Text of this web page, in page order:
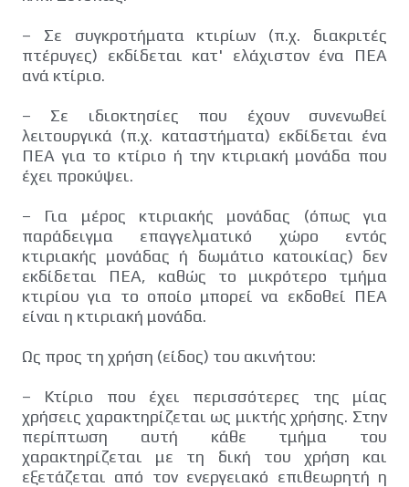
– Σε συγκροτήματα κτιρίων (π.χ. διακριτές
πτέρυγες) εκδίδεται κατ' ελάχιστον ένα ΠΕΑ
ανά κτίριο.
– Σε ιδιοκτησίες που έχουν συνενωθεί
λειτουργικά (π.χ. καταστήματα) εκδίδεται ένα
ΠΕΑ για το κτίριο ή την κτιριακή μονάδα που
έχει προκύψει.
– Για μέρος κτιριακής μονάδας (όπως για
παράδειγμα επαγγελματικό χώρο εντός
κτιριακής μονάδας ή δωμάτιο κατοικίας) δεν
εκδίδεται ΠΕΑ, καθώς το μικρότερο τμήμα
κτιρίου για το οποίο μπορεί να εκδοθεί ΠΕΑ
είναι η κτιριακή μονάδα.
Ως προς τη χρήση (είδος) του ακινήτου:
– Κτίριο που έχει περισσότερες της μίας
χρήσεις χαρακτηρίζεται ως μικτής χρήσης. Στην
περίπτωση αυτή κάθε τμήμα του
χαρακτηρίζεται με τη δική του χρήση και
εξετάζεται από τον ενεργειακό επιθεωρητή η